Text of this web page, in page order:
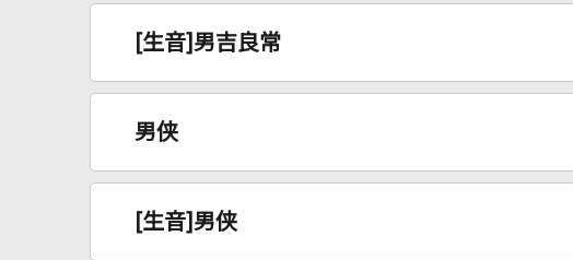
[生音]男吉良常
男侠
[生音]男侠